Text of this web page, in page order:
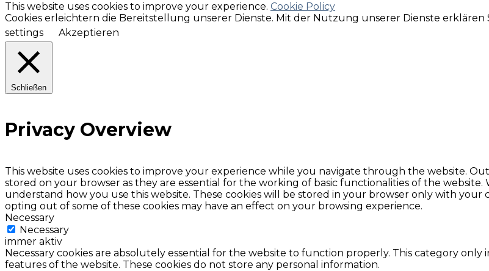
This website uses cookies to improve your experience. Cookie Policy
Cookies erleichtern die Bereitstellung unserer Dienste. Mit der Nutzung unserer Dienste erklären
settings
Akzeptieren
Schließen
Privacy Overview
This website uses cookies to improve your experience while you navigate through the website.
stored on your browser as they are essential for the working of basic functionalities of the
understand how you use this website. These cookies will be stored in your browser only with
opting out of some of these cookies may have an effect on your browsing experience.
Necessary
Necessary
immer aktiv
Necessary cookies are absolutely essential for the website to function properly. This category
features of the website. These cookies do not store any personal information.